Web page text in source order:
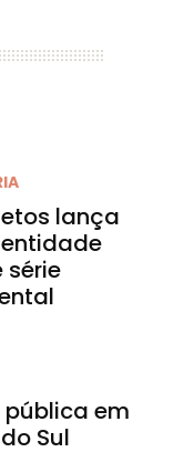
lança
série
em
Sul